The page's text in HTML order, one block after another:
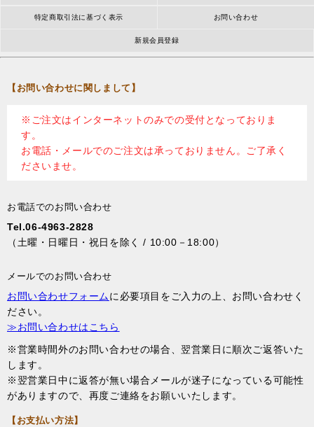
特定商取引法に基づく表示 お問い合わせ
新規会員登録
【お問い合わせに関しまして】
※ご注文はインターネットのみでの受付となっておりま
す。
お電話・メールでのご注文は承っておりません。ご了承く
ださいませ。
お電話でのお問い合わせ
Tel.06-4963-2828
（土曜・日曜日・祝日を除く / 10:00－18:00）
メールでのお問い合わせ
お問い合わせフォームに必要項目をご入力の上、お問い合わせく
ださい。
≫お問い合わせはこちら
※営業時間外のお問い合わせの場合、翌営業日に順次ご返答いた
します。
※翌営業日中に返答が無い場合メールが迷子になっている可能性
がありますので、再度ご連絡をお願いいたします。
【お支払い方法】